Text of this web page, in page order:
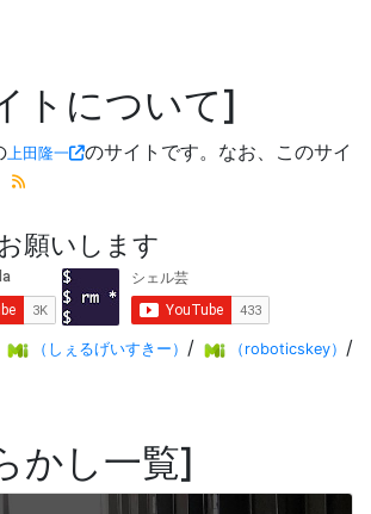
トについて
上田隆一
のサイトです。なお、このサイ
願いします
（しぇるげいすきー） / （roboticskey） /
かし一覧